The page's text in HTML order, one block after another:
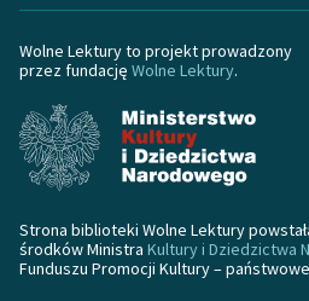
Wolne Lektury to projekt prowadzony
przez fundację Wolne Lektury.
Strona biblioteki Wolne Lektury
środków Ministra Kultury i Dziedzictwa
Funduszu Promocji Kultury –